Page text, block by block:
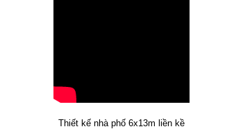
Thiết kế nhà phố 6x13m liền kề